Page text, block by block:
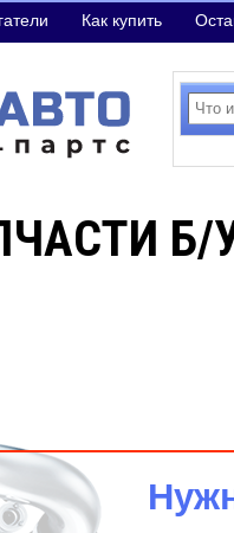
Как купить